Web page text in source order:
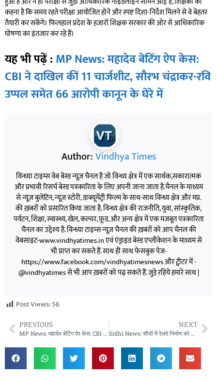
कहना है कि समय रहते परीक्षा आयोजित होने और स्पष्ट दिशा-निर्देश मिलने से वे बेहतर
तैयारी कर सकेंगे। फिलहाल प्रदेश के हजारों शिक्षक सरकार की ओर से आधिकारिक
घोषणा का इंतजार कर रहे हैं।
यह भी पढ़ें : MP News: महादेव बेटिंग ऐप केस:
CBI ने दाखिल कीं 11 चार्जशीट, सौरभ चंद्राकर-रवि
उप्पल समेत 66 आरोपी कानून के घेरे में
Author:Vindhya Times
विन्ध्या टाइम्स वेब बेस्ड न्यूज़ चैनल है जो विन्ध्य क्षेत्र में एक सार्थक,सकारात्मक
और प्रभावी रिसर्च बेस्ड पत्रकारिता के लिए अपनी जाना जाता है.चैनल के माध्यम
से न्यूज़ बुलेटिन, न्यूज़ स्टोरी, डाक्यूमेंट्री फिल्म के साथ-साथ विन्ध्य क्षेत्र और मप्र.
की ख़बरों को प्रसारित किया जाता है. विन्ध्य क्षेत्र की राजनीति, युवा, सांस्कृतिक,
पर्यटन, शिक्षा, स्वास्थ्य, खेल, कल्चर, फ़ूड, और अन्य क्षेत्र में एक मजबूत पत्रकारिता
चैनल का उद्देश्य है. विन्ध्या टाइम्स न्यूज़ चैनल की ख़बरों को आप चैनल की
वेबसाइट-www.vindhyatimes.in एवं एंड्राइड बेस्ड एप्लीकेशन के माध्यम से
भी प्राप्त कर सकते हैं. साथ ही साथ फेसबुक पेज-
https://www.facebook.com/vindhyatimesnews और ट्वीटर में -
@vindhyatimes से भी आप ख़बरों को पढ़ सकते हैं. जुड़े रहिये हमारे साथ |
Post Views:56
PREVIOUS
MP News: महादेव बेटिंग ऐप केस: CBI ने दाखिल कीं 11 चार्जशीट, सौरभ चंद्राकर-रवि उप्पल समेत 66 आरोपी कानून के घेरे में
NEXT
Sidhi News: सीधी में रेलवे निर्माण को लेकर विवाद, किसान ने निजी जमीन पर जबरन खुदाई का लगाया आरोप